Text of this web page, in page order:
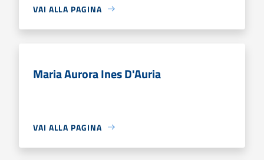
VAI ALLA PAGINA
Maria Aurora Ines D'Auria
VAI ALLA PAGINA